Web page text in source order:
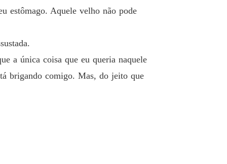
estômago. Aquele velho não pode
a única coisa que eu queria naquele
brigando comigo. Mas, do jeito que